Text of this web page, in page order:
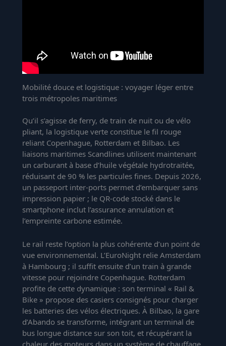
Mobilité douce et logistique : voyager léger entre
trois métropoles maritimes
Qu’il s’agisse de ferry, de train de nuit ou de vélo
pliant, la logistique verte constitue le fil rouge
reliant Copenhague, Rotterdam et Bilbao. Les
liaisons maritimes Scandlines utilisent maintenant
un carburant à base d’huile végétale hydrotraitée,
réduisant de 90 % les particules fines. Depuis 2026,
un passeport inter-ports permet d’embarquer sans
impression papier ; le QR-code stocké dans le
smartphone inclut l’assurance annulation et
l’empreinte carbone estimée.
Le rail reste l’option la plus cohérente d’un point de
vue environnemental. L’EuroNight relie Amsterdam
à Hambourg ; il suffit ensuite d’un train à grande
vitesse pour rejoindre Copenhague. Rotterdam
profite de cette dynamique : son terminal « Rail &
Bike » propose des casiers consignés pour charger
les batteries des vélos électriques. À Bilbao, la gare
d’Abando se transforme, intégrant un terminal de
bus longue distance sur son toit, et récupérant la